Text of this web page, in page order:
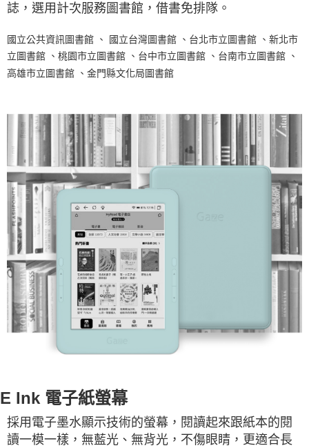
誌，選用計次服務圖書館，借書免排隊。
國立公共資訊圖書館 、 國立台灣圖書館 、台北市立圖書館 、新北市
立圖書館 、桃園市立圖書館 、台中市立圖書館 、台南市立圖書館 、
高雄市立圖書館 、金門縣文化局圖書館
E Ink 電子紙螢幕
採用電子墨水顯示技術的螢幕，閱讀起來跟紙本的閱
讀一模一樣，無藍光、無背光，不傷眼睛，更適合長